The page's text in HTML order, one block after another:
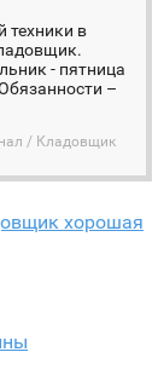
техники в
- пятница
–
/ Кладовщик
хорошая